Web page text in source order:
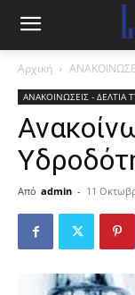
Αρχική
ΑΝΑΚΟΙΝΩΣΕΙΣ - ΔΕΛΤΙΑ
Από admin - 11